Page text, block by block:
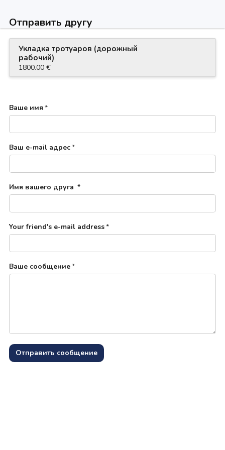
Отправить другу
Укладка тротуаров (дорожный
рабочий)
1800.00 €
Ваше имя *
Ваш e-mail адрес*
Имя вашего друга *
Your friend's e-mail address*
Ваше сообщение*
Отправить сообщение